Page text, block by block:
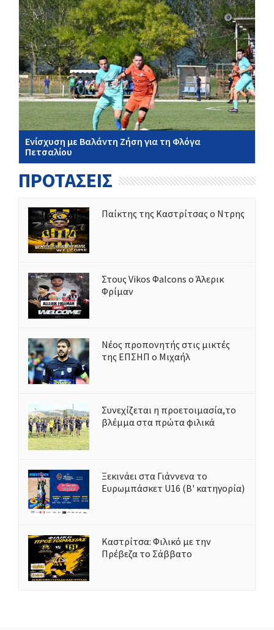
Ενίσχυση με Βαλάντη Ζήση για τη Φλόγα
Πετσαλίου
ΠΡΟΤΑΣΕΙΣ
Παίκτης της Καστρίτσας ο Ντρης
Στους Vikos Φalcons ο Άλερικ
Φρίμαν
Νέος προπονητής στις μικτές
της ΕΠΣΗΠ ο Μιχαήλ
Συνεχίζεται η προετοιμασία,το
βλέμμα στα πρώτα φιλικά
Ξεκινάει στα Γιάννενα το
Ευρωμπάσκετ U16 (Β' κατηγορία)
Καστρίτσα: Φιλικό με την
Πρέβεζα το Σάββατο